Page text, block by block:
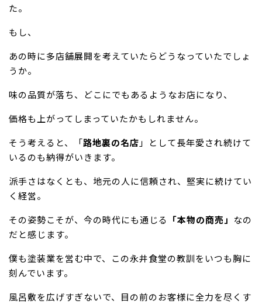
た。
もし、
あの時に多店舗展開を考えていたらどうなっていたでしょ
うか。
味の品質が落ち、どこにでもあるようなお店になり、
価格も上がってしまっていたかもしれません。
そう考えると、「路地裏の名店 」として長年愛され続けて
いるのも納得がいきます。
派手さはなくとも、地元の人に信頼され、堅実に続けてい
く経営。
その姿勢こそが、今の時代にも通じる 「本物の商売」 なの
だと感じます。
僕も塗装業を営む中で、この永井食堂の教訓をいつも胸に
刻んでいます。
風呂敷を広げすぎないで、目の前のお客様に全力を尽くす